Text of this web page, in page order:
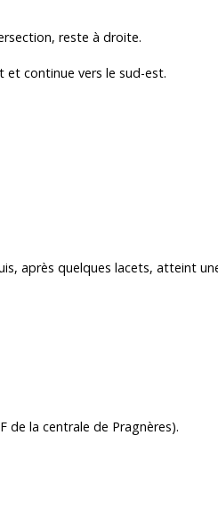
reste à droite.
et continue vers le sud-est.
après quelques lacets, atteint
de la centrale de Pragnères).